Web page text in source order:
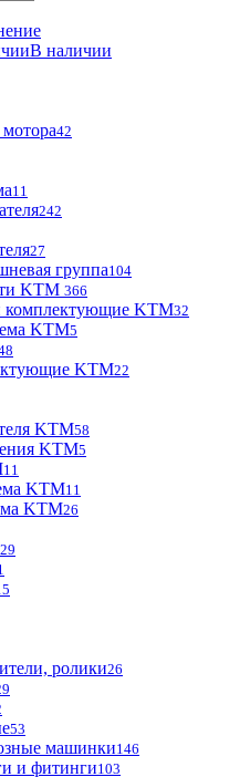
В наличии
42
11
242
27
группа104
KTM 366
комплектующие KTM32
KTM5
KTM22
KTM58
KTM5
11
KTM11
KTM26
29
ролики26
53
машинки146
и фитинги103